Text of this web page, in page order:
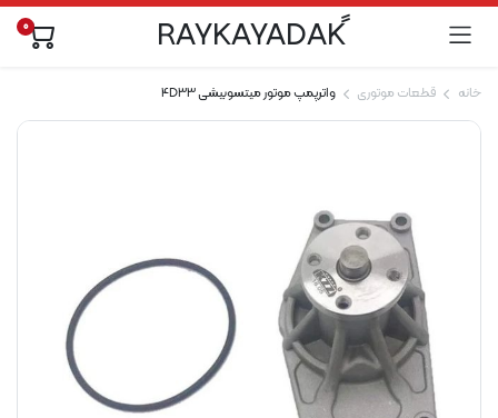
ًRAYKAYADAK 0
خانه قطعات موتوری واترپمپ موتور میتسوبیشی 4D33